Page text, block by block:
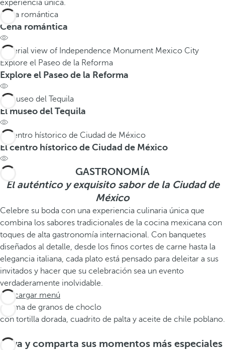
experiencia única.
Cena romántica
Cena romántica
Explore el Paseo de la Reforma
Explore el Paseo de la Reforma
El museo del Tequila
El museo del Tequila
El centro hístorico de Ciudad de México
El centro hístorico de Ciudad de México
GASTRONOMÍA
El auténtico y exquisito sabor de la Ciudad de
México
Celebre su boda con una experiencia culinaria única que
combina los sabores tradicionales de la cocina mexicana con
toques de alta gastronomía internacional. Con banquetes
diseñados al detalle, desde los finos cortes de carne hasta la
elegancia italiana, cada plato está pensado para deleitar a sus
invitados y hacer que su celebración sea un evento
verdaderamente inolvidable.
Descargar menú
Crema de granos de choclo
con tortilla dorada, cuadrito de palta y aceite de chile poblano.
Viva y comparta sus momentos más especiales